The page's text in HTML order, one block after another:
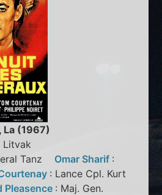
La (1967)
Litvak
Tanz Omar Sharif :
: Lance Cpl. Kurt
Pleasence : Maj. Gen.